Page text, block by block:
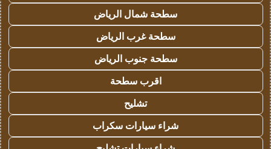
سطحة شمال الرياض
سطحة غرب الرياض
سطحة جنوب الرياض
اقرب سطحة
تشليح
شراء سيارات سكراب